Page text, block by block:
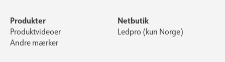
Produkter
Produktvideoer
Andre mærker
Netbutik
Ledpro (kun Norge)